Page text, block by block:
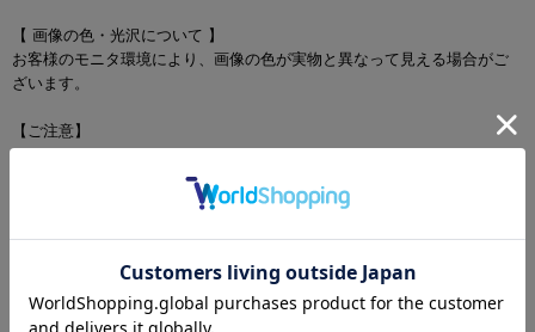
【 画像の色・光沢について 】
お客様のモニタ環境により、画像の色が実物と異なって見える場合がご
ざいます。
【ご注意】
▼この製品は大変デリケートな素材を使用しています。着用時のベル
ト、バックル及び着脱時の時計・指輪等による引っ掛け、強度の摩擦ひ
の個体差が生じ、画像と表情が異なることがございます。また柄が縫い
合わせ部分で必ずしも合っていないことがございます。
▼長時間濡れたままで重ねて置いたり、摩擦（特に湿った状態での摩